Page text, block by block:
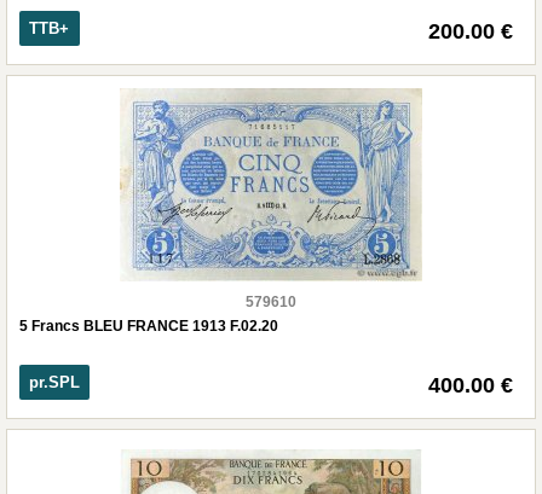
TTB+ 200.00 €
579610
5 Francs BLEU FRANCE 1913 F.02.20
pr.SPL 400.00 €